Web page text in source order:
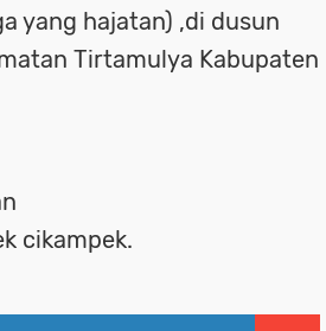
yang hajatan) ,di dusun
Tirtamulya Kabupaten
cikampek.